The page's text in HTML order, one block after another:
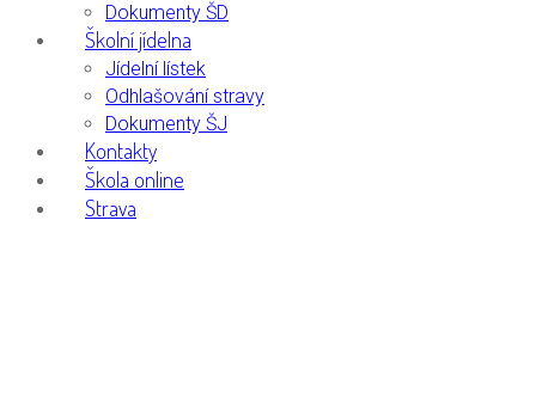
Dokumenty ŠD
Školní jídelna
Jídelní lístek
Odhlašování stravy
Dokumenty ŠJ
Kontakty
Škola online
Strava